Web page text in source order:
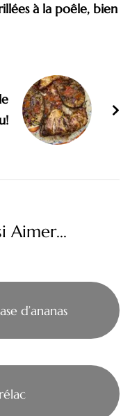
à la poêle, bien
Aimer...
d’ananas